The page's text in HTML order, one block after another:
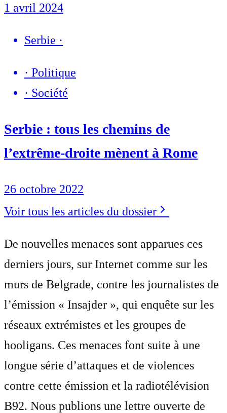
1 avril 2024
Serbie ·
· Politique
· Société
Serbie : tous les chemins de
l’extrême-droite mènent à Rome
26 octobre 2022
Voir tous les articles du dossier
De nouvelles menaces sont apparues ces
derniers jours, sur Internet comme sur les
murs de Belgrade, contre les journalistes de
l’émission « Insajder », qui enquête sur les
réseaux extrémistes et les groupes de
hooligans. Ces menaces font suite à une
longue série d’attaques et de violences
contre cette émission et la radiotélévision
B92. Nous publions une lettre ouverte de